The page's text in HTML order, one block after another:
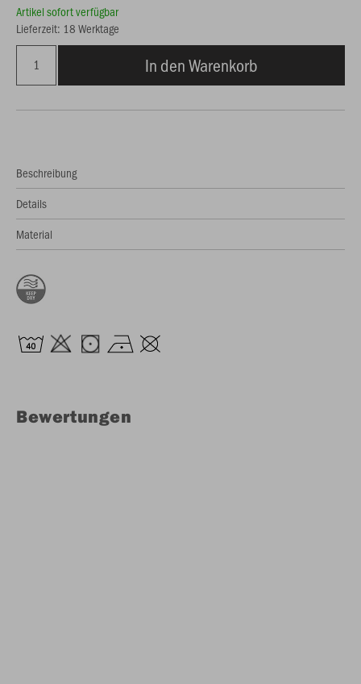
Artikel sofort verfügbar
Lieferzeit: 18 Werktage
In den Warenkorb
Beschreibung
Details
Material
Bewertungen